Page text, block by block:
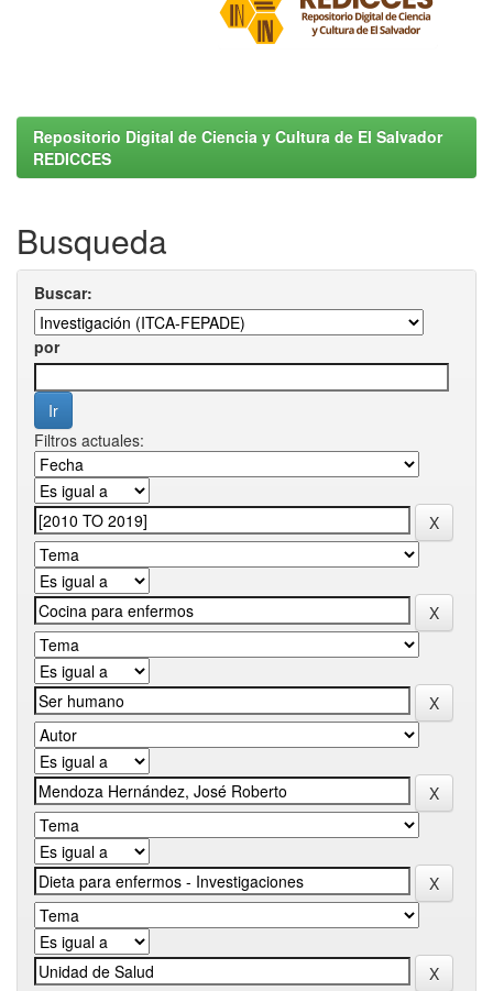
Repositorio Digital de Ciencia y Cultura de El Salvador
REDICCES
Busqueda
Buscar:
por
Filtros actuales: